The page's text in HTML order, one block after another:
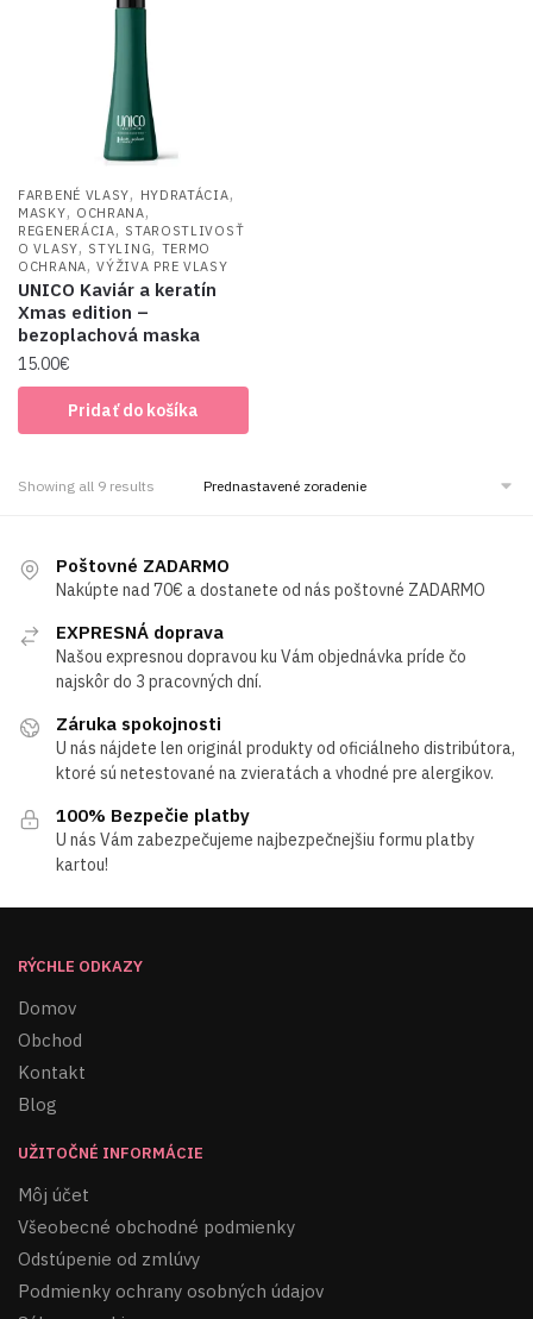
FARBENÉ VLASY, HYDRATÁCIA,
MASKY, OCHRANA,
REGENERÁCIA, STAROSTLIVOSŤ
O VLASY, STYLING, TERMO
OCHRANA,VÝŽIVA PRE VLASY
UNICO Kaviár a keratín
Xmas edition –
bezoplachová maska
15.00€
Pridať do košíka
Showing all 9 results
Poštovné ZADARMO
Nakúpte nad 70€ a dostanete od nás poštovné ZADARMO
EXPRESNÁ doprava
Našou expresnou dopravou ku Vám objednávka príde čo
najskôr do 3 pracovných dní.
Záruka spokojnosti
U nás nájdete len originál produkty od oficiálneho distribútora,
ktoré sú netestované na zvieratách a vhodné pre alergikov.
100% Bezpečie platby
U nás Vám zabezpečujeme najbezpečnejšiu formu platby
kartou!
RÝCHLE ODKAZY
Domov
Obchod
Kontakt
Blog
UŽITOČNÉ INFORMÁCIE
Môj účet
Všeobecné obchodné podmienky
Odstúpenie od zmlúvy
Podmienky ochrany osobných údajov